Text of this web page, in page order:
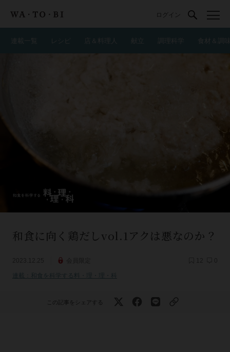
ログイン
レシピ 店＆料理人 献立 食材＆調
和食に向く鶏だしvol.1アクは悪なのか？
連載：和食を科学する料・理・理・科
この記事をシェアする